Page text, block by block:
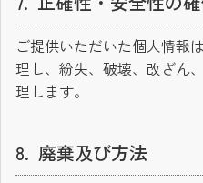
ご提供いただいた個人情報
理し、紛失、破壊、改ざん
理します。
廃棄及び方法